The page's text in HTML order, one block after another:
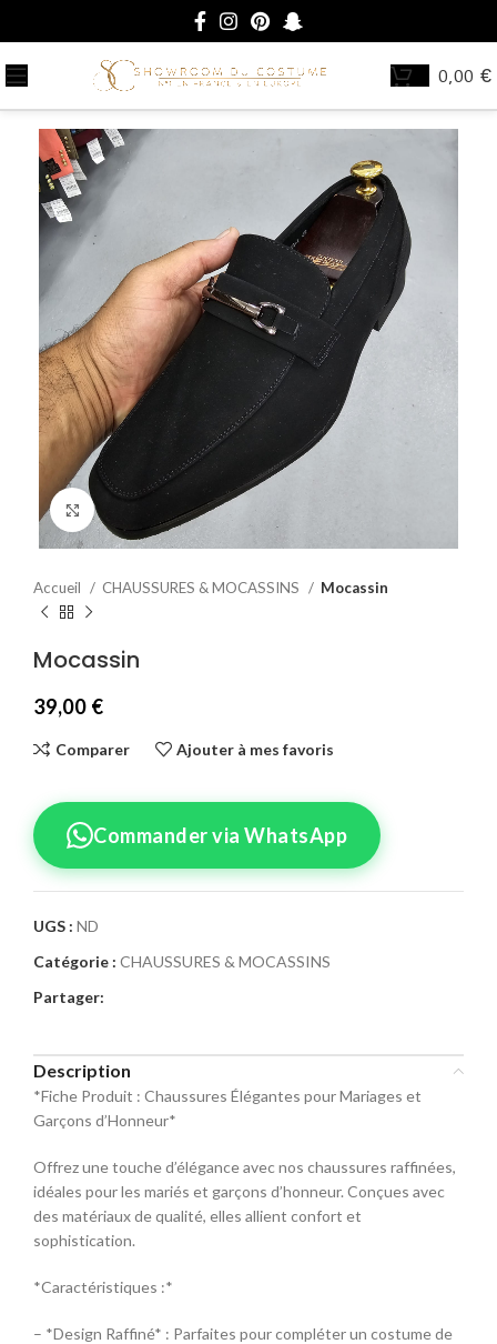
0,00 €
Agrandir
Accueil CHAUSSURES & MOCASSINS Mocassin
Mocassin
39,00 €
Comparer Ajouter à mes favoris
Sélectionnez la taille pour le produit
Mocassin
40 42 44
Commander via WhatsApp
UGS : ND
Catégorie : CHAUSSURES & MOCASSINS
Partager:
Description
*Fiche Produit : Chaussures Élégantes pour Mariages et
Garçons d’Honneur*
Offrez une touche d’élégance avec nos chaussures raffinées,
idéales pour les mariés et garçons d’honneur. Conçues avec
des matériaux de qualité, elles allient confort et
sophistication.
*Caractéristiques :*
– *Design Raffiné* : Parfaites pour compléter un costume de